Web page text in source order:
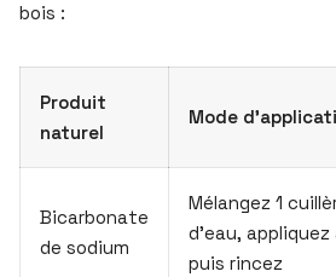
bois :
Produit
naturel
Mode
Bicarbonate
de sodium
Mélangez 1
d’eau,
puis rincez